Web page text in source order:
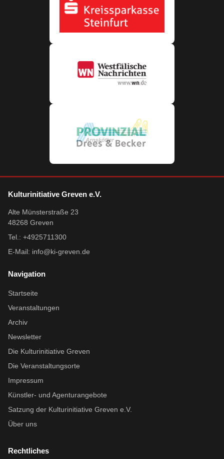
Kulturinitiative Greven e.V.
Alte Münsterstraße 23
48268 Greven
Tel.: +4925711300
E-Mail: info@ki-greven.de
Navigation
Startseite
Veranstaltungen
Archiv
Newsletter
Die Kulturinitiative Greven
Die Veranstaltungsorte
Impressum
Künstler- und Agenturangebote
Satzung der Kulturinitiative Greven e.V.
Über uns
Rechtliches